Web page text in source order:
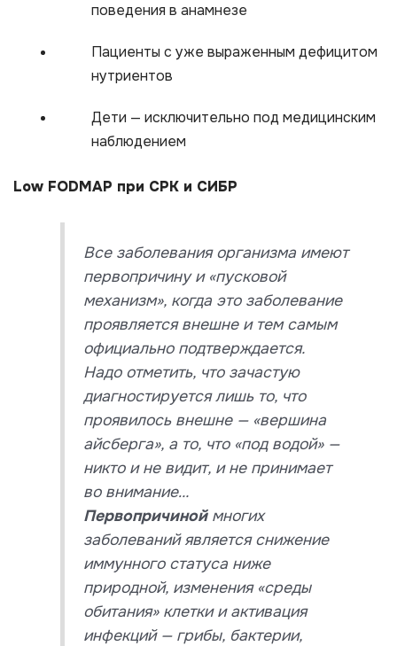
поведения в анамнезе
Пациенты с уже выраженным дефицитом
нутриентов
Дети — исключительно под медицинским
наблюдением
Low FODMAP при СРК и СИБР
Все заболевания организма имеют
первопричину и «пусковой
механизм», когда это заболевание
проявляется внешне и тем самым
официально подтверждается.
Надо отметить, что зачастую
диагностируется лишь то, что
проявилось внешне — «вершина
айсберга», а то, что «под водой» —
никто и не видит, и не принимает
во внимание…
Первопричиноймногих
заболеваний является снижение
иммунного статуса ниже
природной, изменения «среды
обитания» клетки и активация
инфекций — грибы, бактерии,